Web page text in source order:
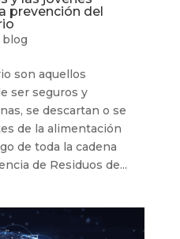
prevención del
blog
son aquellos
ser seguros y
se descartan o se
de la alimentación
de toda la cadena
de Residuos de...